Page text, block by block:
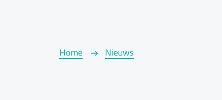
Home Nieuws